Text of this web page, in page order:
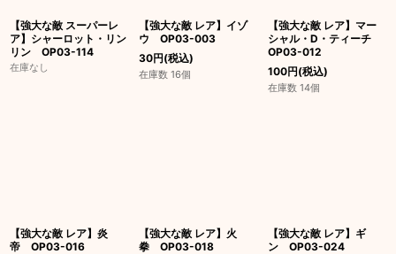
【強大な敵 スーパーレ
ア】シャーロット・リン
リン OP03-114
在庫なし
【強大な敵 レア】イゾ
ウ OP03-003
30円(税込)
在庫数 16個
【強大な敵 レア】マー
シャル・D・ティーチ
OP03-012
100円(税込)
在庫数 14個
【強大な敵 レア】炎
帝 OP03-016
【強大な敵 レア】火
拳 OP03-018
【強大な敵 レア】ギ
ン OP03-024